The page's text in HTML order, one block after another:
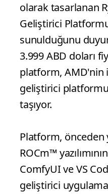
olarak tasarlanan
Geliştirici
sunulduğunu
3.999 ABD doları
platform, AMD'nin
geliştirici
taşıyor.
Platform, önceden
ROCm™
ComfyUI ve VS
geliştirici